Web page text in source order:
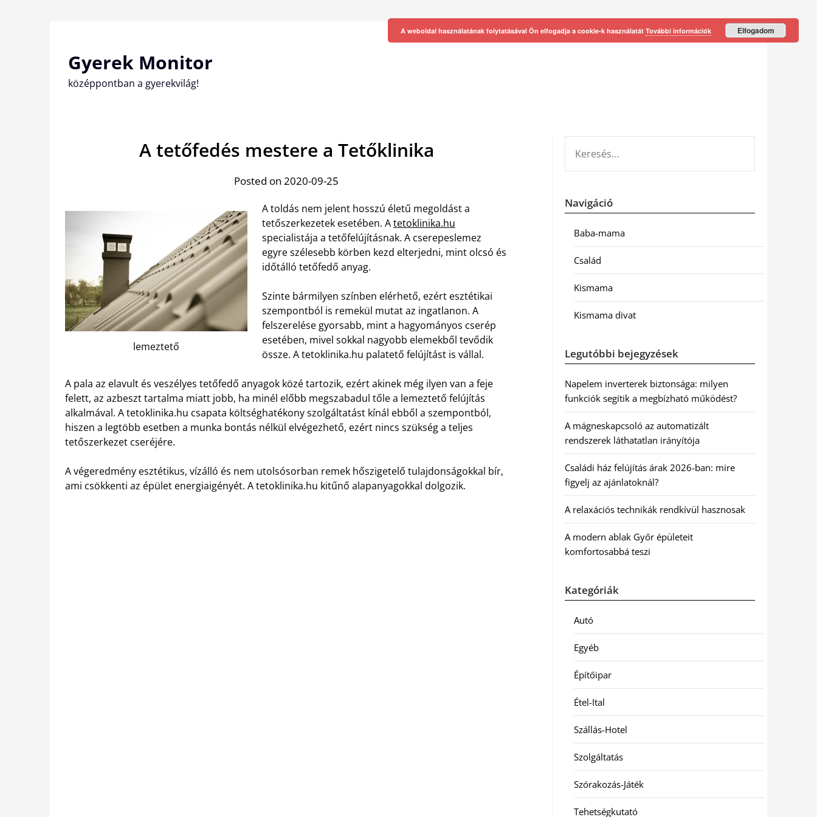
Gyerek Monitor
középpontban a gyerekvilág!
A tetőfedés mestere a Tetőklinika
Posted on 2020-09-25
lemeztető
A toldás nem jelent hosszú életű megoldást a
tetőszerkezetek esetében. Atetoklinika.hu
specialistája a tetőfelújításnak. A cserepeslemez
egyre szélesebb körben kezd elterjedni, mint olcsó és
időtálló tetőfedő anyag.
Szinte bármilyen színben elérhető, ezért esztétikai
szempontból is remekül mutat az ingatlanon. A
felszerelése gyorsabb, mint a hagyományos cserép
esetében, mivel sokkal nagyobb elemekből tevődik
össze. A tetoklinika.hu palatető felújítást is vállal.
A pala az elavult és veszélyes tetőfedő anyagok közé tartozik, ezért akinek még ilyen van a feje
felett, az azbeszt tartalma miatt jobb, ha minél előbb megszabadul tőle a lemeztető felújítás
alkalmával. A tetoklinika.hu csapata költséghatékony szolgáltatást kínál ebből a szempontból,
hiszen a legtöbb esetben a munka bontás nélkül elvégezhető, ezért nincs szükség a teljes
tetőszerkezet cseréjére.
A végeredmény esztétikus, vízálló és nem utolsósorban remek hőszigetelő tulajdonságokkal bír,
ami csökkenti az épület energiaigényét. A tetoklinika.hu kitűnő alapanyagokkal dolgozik.
Navigáció
Baba-mama
Család
Kismama
Kismama divat
Legutóbbi bejegyzések
Napelem inverterek biztonsága: milyen
funkciók segítik a megbízható működést?
A mágneskapcsoló az automatizált
rendszerek láthatatlan irányítója
Családi ház felújítás árak 2026-ban: mire
figyelj az ajánlatoknál?
A relaxációs technikák rendkívül hasznosak
A modern ablak Győr épületeit
komfortosabbá teszi
Kategóriák
Autó
Egyéb
Építőipar
Étel-Ital
Szállás-Hotel
Szolgáltatás
Szórakozás-Játék
Tehetségkutató
A weboldal használatának folytatásával Ön elfogadja a cookie-k használatát További információk Elfogadom